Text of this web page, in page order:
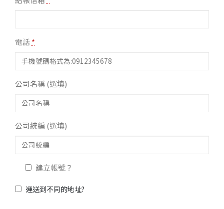
電話*
公司名稱(選填)
公司統編 (選填)
建立帳號？
運送到不同的地址?